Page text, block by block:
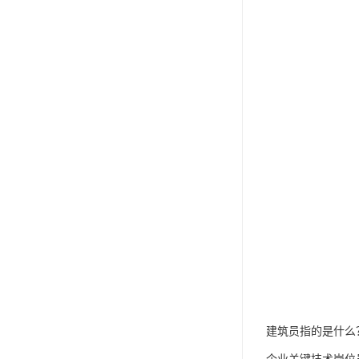
建筑员指的是什么